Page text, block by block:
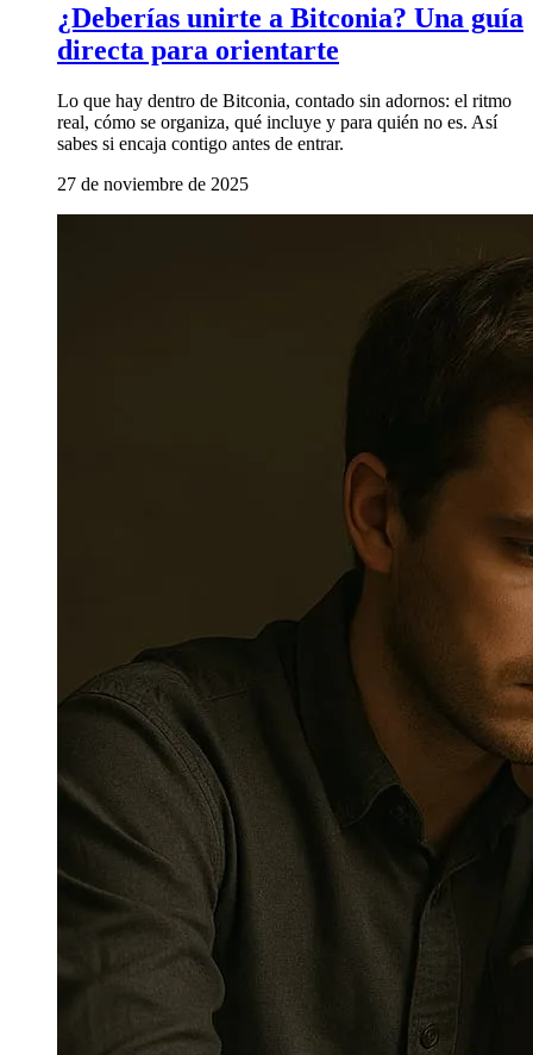
¿Deberías unirte a Bitconia? Una guía
directa para orientarte
Lo que hay dentro de Bitconia, contado sin adornos: el ritmo
real, cómo se organiza, qué incluye y para quién no es. Así
sabes si encaja contigo antes de entrar.
27 de noviembre de 2025